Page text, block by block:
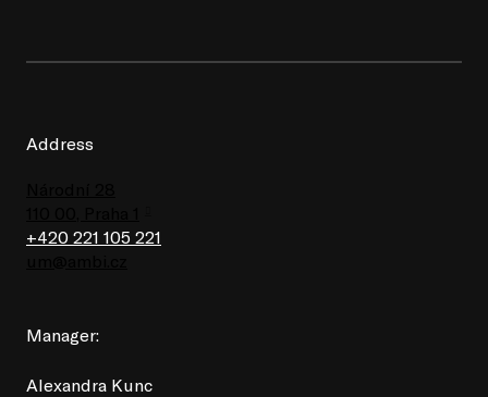
Address
+420 221 105 221
Manager:
Alexandra Kunc